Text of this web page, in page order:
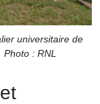
universitaire de
: RNL